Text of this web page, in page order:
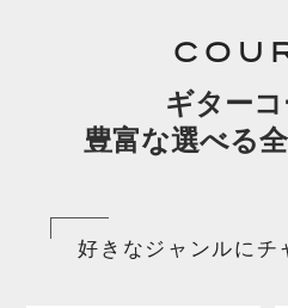
ギター
豊富な選べる
好きなジャンルにチ